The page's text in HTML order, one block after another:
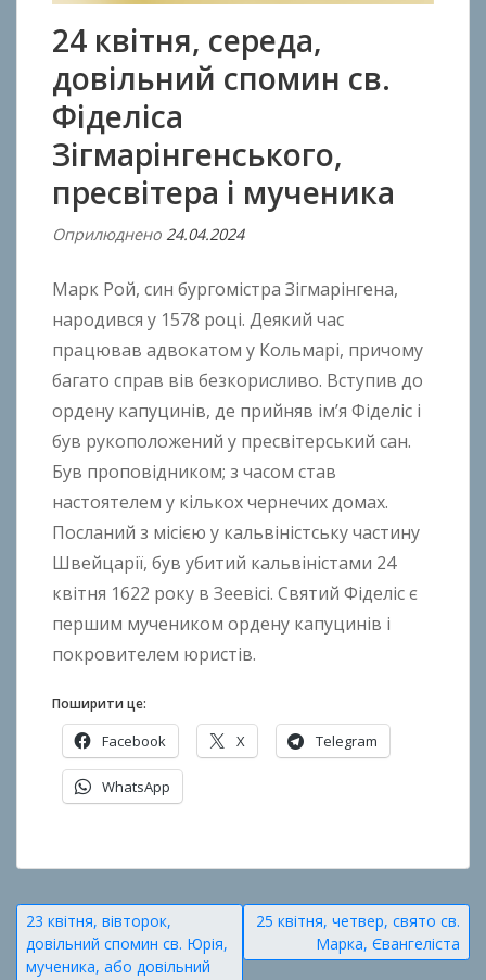
24 квітня, середа,
довільний спомин св.
Фіделіса
Зігмарінгенського,
пресвітера і мученика
Оприлюднено 24.04.2024В
д
A
n
o
n
B
o
k
h
o
n
Марк Рой, син бургомістра Зігмарінгена,
народився у 1578 році. Деякий час
працював адвокатом у Кольмарі, причому
багато справ вів безкорисливо. Вступив до
ордену капуцинів, де прийняв ім’я Фіделіс і
був рукоположений у пресвітерський сан.
Був проповідником; з часом став
настоятелем у кількох чернечих домах.
Посланий з місією у кальвіністську частину
Швейцарії, був убитий кальвіністами 24
квітня 1622 року в Зеевісі. Святий Фіделіс є
першим мучеником ордену капуцинів і
покровителем юристів.
Поширити це:
Facebook X Telegram
WhatsApp
п
у
б
л
Навігація
записів
23 квітня, вівторок,
довільний спомин св. Юрія,
мученика, або довільний
25 квітня, четвер, свято св.
Марка, Євангеліста